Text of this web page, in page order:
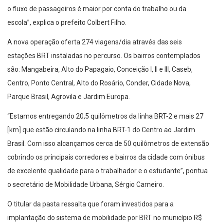
o fluxo de passageiros é maior por conta do trabalho ou da
escola”, explica o prefeito Colbert Filho.
A nova operação oferta 274 viagens/dia através das seis
estações BRT instaladas no percurso. Os bairros contemplados
são: Mangabeira, Alto do Papagaio, Conceição I, II e III, Caseb,
Centro, Ponto Central, Alto do Rosário, Conder, Cidade Nova,
Parque Brasil, Agrovila e Jardim Europa.
“Estamos entregando 20,5 quilômetros da linha BRT-2 e mais 27
[km] que estão circulando na linha BRT-1 do Centro ao Jardim
Brasil. Com isso alcançamos cerca de 50 quilômetros de extensão
cobrindo os principais corredores e bairros da cidade com ônibus
de excelente qualidade para o trabalhador e o estudante”, pontua
o secretário de Mobilidade Urbana, Sérgio Carneiro.
O titular da pasta ressalta que foram investidos para a
implantação do sistema de mobilidade por BRT no município R$